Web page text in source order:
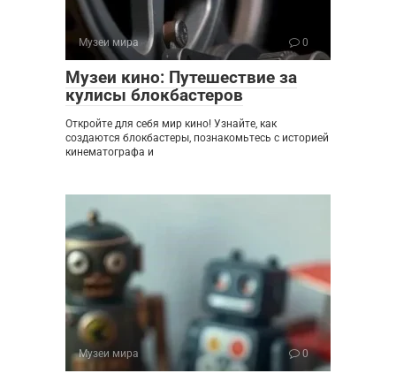
Музеи мира 0
Музеи кино: Путешествие за
кулисы блокбастеров
Откройте для себя мир кино! Узнайте, как
создаются блокбастеры, познакомьтесь с историей
кинематографа и
Музеи мира 0